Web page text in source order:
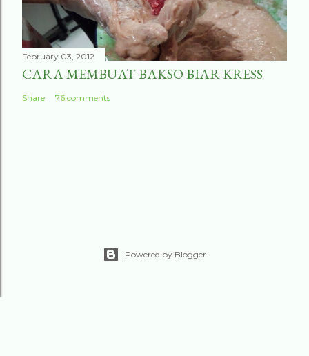
February 03, 2012
CARA MEMBUAT BAKSO BIAR KRESS
Share 76 comments
Powered by Blogger